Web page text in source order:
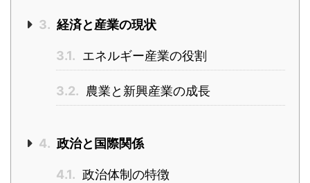
3. 経済と産業の現状
3.1. エネルギー産業の役割
3.2. 農業と新興産業の成長
4. 政治と国際関係
4.1. 政治体制の特徴